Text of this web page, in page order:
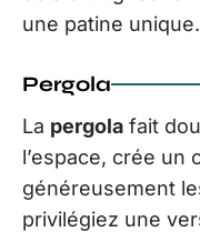
une patine unique.
Pergola
La pergola fait
l’espace, crée un
généreusement
privilégiez une